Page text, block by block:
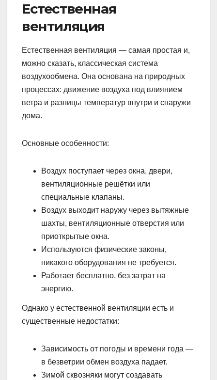
Естественная
вентиляция
Естественная вентиляция — самая простая и,
можно сказать, классическая система
воздухообмена. Она основана на природных
процессах: движение воздуха под влиянием
ветра и разницы температур внутри и снаружи
дома.
Основные особенности:
Воздух поступает через окна, двери,
вентиляционные решётки или
специальные клапаны.
Воздух выходит наружу через вытяжные
шахты, вентиляционные отверстия или
приоткрытые окна.
Используются физические законы,
никакого оборудования не требуется.
Работает бесплатно, без затрат на
энергию.
Однако у естественной вентиляции есть и
существенные недостатки:
Зависимость от погоды и времени года —
в безветрии обмен воздуха падает.
Зимой сквозняки могут создавать